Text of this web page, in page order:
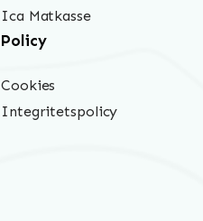
Ica Matkasse
Policy
Cookies
Integritetspolicy